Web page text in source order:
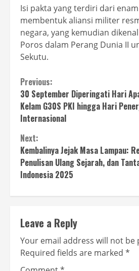
Isi pakta yang terdiri dari
membentuk aliansi militer
negara, yang kemudian
Poros dalam Perang Dunia II
Sekutu.
Continue
Reading
Previous:
30 September Diperingati Hari
Kelam G30S PKI hingga Hari
Internasional
Next:
Kembalinya Jejak Masa Lampau:
Penulisan Ulang Sejarah, dan
Indonesia 2025
Leave a Reply
Your email address will not be
Required fields are marked *